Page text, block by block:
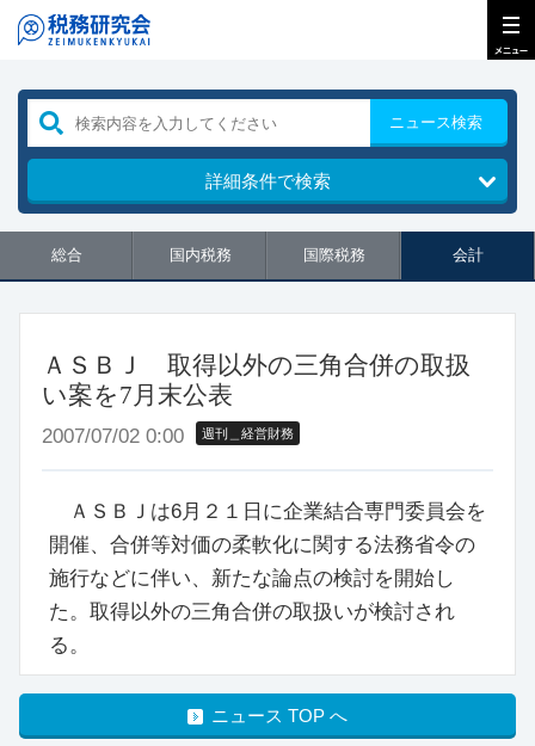
ニュース検索
詳細条件で検索
総合 国内税務 国際税務 会計
ＡＳＢＪ 取得以外の三角合併の取扱
い案を7月末公表
2007/07/02 0:00 週刊＿経営財務
ＡＳＢＪは6月２１日に企業結合専門委員会を
開催、合併等対価の柔軟化に関する法務省令の
施行などに伴い、新たな論点の検討を開始し
た。取得以外の三角合併の取扱いが検討され
る。
ニュース TOP へ